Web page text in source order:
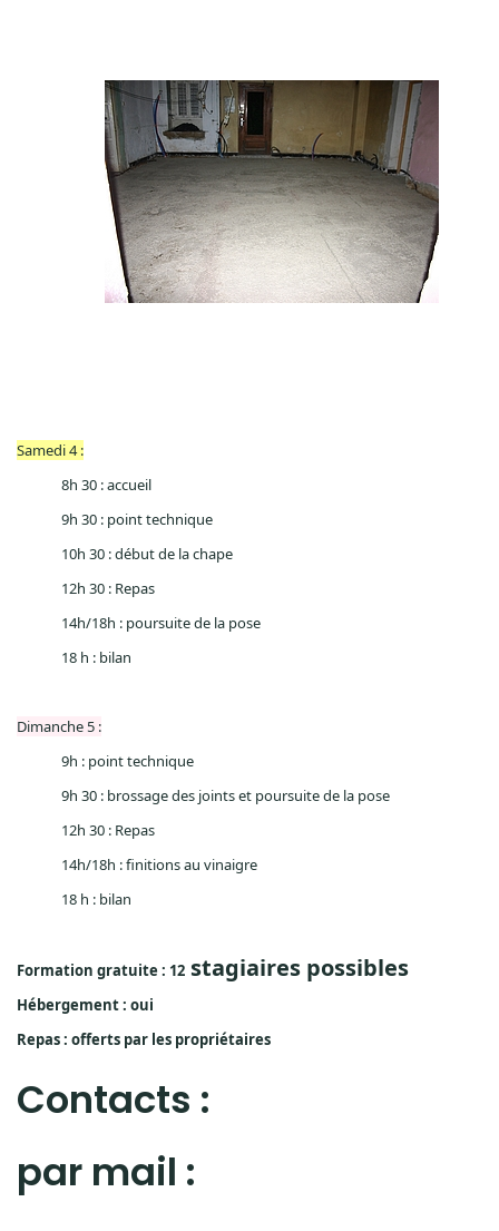
Samedi 4 :
8h 30 : accueil
9h 30 : point technique
10h 30 : début de la chape
12h 30 : Repas
14h/18h : poursuite de la pose
18 h : bilan
Dimanche 5 :
9h : point technique
9h 30 : brossage des joints et poursuite de la pose
12h 30 : Repas
14h/18h : finitions au vinaigre
18 h : bilan
Formation gratuite : 12 stagiaires possibles
Hébergement : oui
Repas : offerts par les propriétaires
Contacts :
par mail :